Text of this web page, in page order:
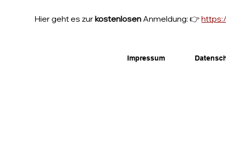
Hier geht es zur kostenlosen Anmeldung: 👉
Impressum